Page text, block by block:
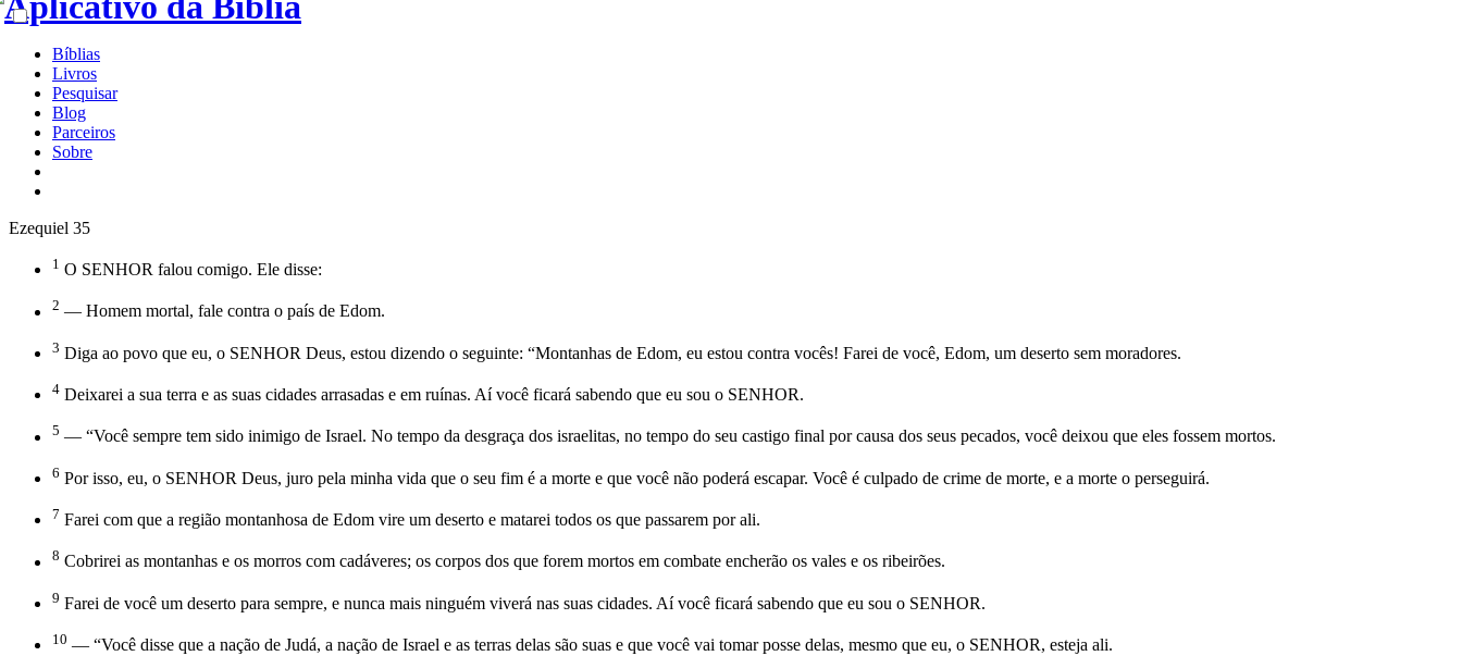
Bíblias
Livros
Pesquisar
Blog
Parceiros
Sobre
Ezequiel 35
1 O SENHOR falou comigo. Ele disse:
2 — Homem mortal, fale contra o país de Edom.
3 Diga ao povo que eu, o SENHOR Deus, estou dizendo o seguinte: “Montanhas de Edom, eu estou contra vocês! Farei de você, Edom, um deserto sem moradores.
4 Deixarei a sua terra e as suas cidades arrasadas e em ruínas. Aí você ficará sabendo que eu sou o SENHOR.
5 — “Você sempre tem sido inimigo de Israel. No tempo da desgraça dos israelitas, no tempo do seu castigo final por causa dos seus pecados, você deixou que eles fossem mortos.
6 Por isso, eu, o SENHOR Deus, juro pela minha vida que o seu fim é a morte e que você não poderá escapar. Você é culpado de crime de morte, e a morte o perseguirá.
7 Farei com que a região montanhosa de Edom vire um deserto e matarei todos os que passarem por ali.
8 Cobrirei as montanhas e os morros com cadáveres; os corpos dos que forem mortos em combate encherão os vales e os ribeirões.
9 Farei de você um deserto para sempre, e nunca mais ninguém viverá nas suas cidades. Aí você ficará sabendo que eu sou o SENHOR.
10 — “Você disse que a nação de Judá, a nação de Israel e as terras delas são suas e que você vai tomar posse delas, mesmo que eu, o SENHOR, esteja ali.